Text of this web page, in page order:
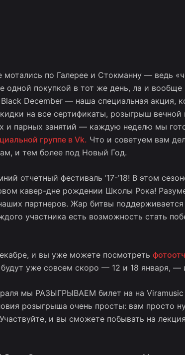
по Галерее и Стокманну — ведь
одной покупкой в тот же день, ла и
December — наша специальная акция,
на все сертификаты, розыгрыш вечной
и парных занятий — каждую неделю мы
группе в Vk. Что и советуем вам
и тем более под Новый Год.
отчетный фестиваль ’17-’18! В этом
кавер-дне рождении Школы Рока!
партнеров. Жар битвы
участника есть возможность стать
и вы уже можете посмотреть
уже совсем скоро — 12 и 18 января, —
мы РАЗЫГРЫВАЕМ билет на на
розыгрыша очень просты: вам просто
и вы сможете побывать на